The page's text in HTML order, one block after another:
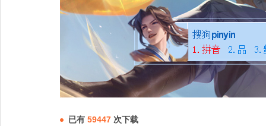
已有 59447 次下载